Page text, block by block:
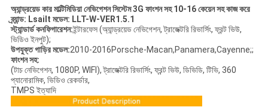
অ্যান্ড্রয়েড কার মাল্টিমিডিয়া নেভিগেশন সিস্টেম 3G ফাংশন সহ 10-16 কেয়েন সহ কাজ করে
ব্র্যান্ড: Lsailt মডেল: LLT-W-VER1.5.1
স্ট্যান্ডার্ড কনফিগারেশন:ইন্টারফেস (অ্যান্ড্রয়েড নেভিগেশন, ট্রাজেক্টরি রিভার্সিং, ফ্রন্ট ভিউ,
ভিডিও ইনপুট);
উপযুক্ত গাড়ির মডেল:2010-2016Porsche-Macan,Panamera,Cayenne;;
ফাংশন সহ:
(টাচ নেভিগেশন, 1080P, WIFI), ট্রাজেক্টরি রিভার্সিং, ফ্রন্ট ভিউ, ডিভিডি, টিভি, 360
প্যানোরামিক, ভিডিও রেকর্ডার,
TMPS ইত্যাদি